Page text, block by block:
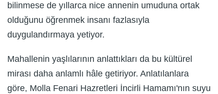
bilinmese de yıllarca nice annenin umuduna ortak
olduğunu öğrenmek insanı fazlasıyla
duygulandırmaya yetiyor.
Mahallenin yaşlılarının anlattıkları da bu kültürel
mirası daha anlamlı hâle getiriyor. Anlatılanlara
göre, Molla Fenari Hazretleri İncirli Hamamı'nın suyu